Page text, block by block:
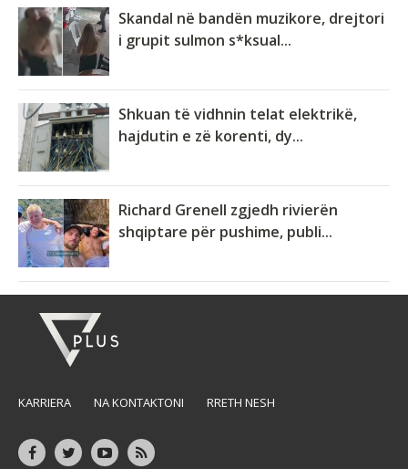
Skandal në bandën muzikore, drejtori
i grupit sulmon s*ksual...
Shkuan të vidhnin telat elektrikë,
hajdutin e zë korenti, dy...
Richard Grenell zgjedh rivierën
shqiptare për pushime, publi...
KARRIERA NA KONTAKTONI RRETH NESH